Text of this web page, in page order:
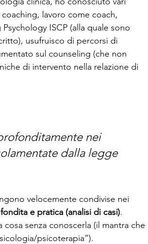
lavoro come coach,
ISCP (alla quale sono
usufruisco di percorsi di
sul counseling (che non
di intervento nella relazione di
nei
dalla legge
velocemente condivise nei
e pratica (analisi di casi).
senza conoscerla (il mantra che
psicoterapia”).